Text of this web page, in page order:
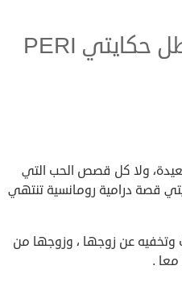
تعرف على الفلم التركي بطل حكايتي PERI
ولا كل قصص الحب التي
قصة درامية رومانسية تنتهي
وتخفيه عن زوجها ، وزوجها من
.